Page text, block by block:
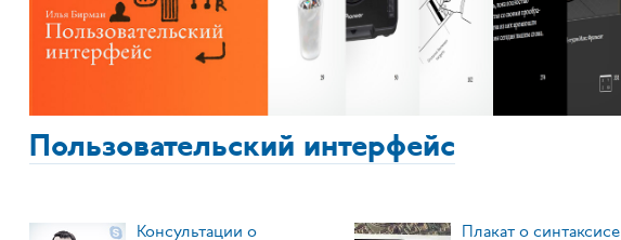
Пользовательский интерфейс
Консультации о Плакат о синтаксисе